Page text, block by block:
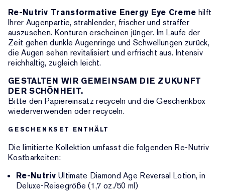
Re-Nutriv Transformative Energy Eye Creme hilft
Ihrer Augenpartie, strahlender, frischer und straffer
auszusehen. Konturen erscheinen jünger. Im Laufe der
Zeit gehen dunkle Augenringe und Schwellungen zurück,
die Augen sehen revitalisiert und erfrischt aus. Intensiv
reichhaltig, zugleich leicht.
GESTALTEN WIR GEMEINSAM DIE ZUKUNFT
DER SCHÖNHEIT.
Bitte den Papiereinsatz recyceln und die Geschenkbox
wiederverwenden oder recyceln.
GESCHENKSET ENTHÄLT
Die limitierte Kollektion umfasst die folgenden Re-Nutriv
Kostbarkeiten:
Re-Nutriv Ultimate Diamond Age Reversal Lotion, in
Deluxe-Reisegröße (1,7 oz./50 ml)